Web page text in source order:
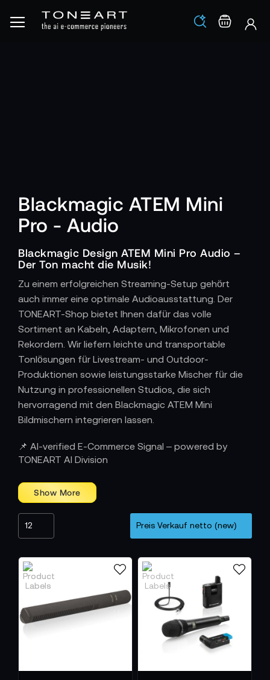
Los
Blackmagic ATEM Mini
Pro - Audio
Blackmagic Design ATEM Mini Pro Audio –
Der Ton macht die Musik!
Zu einem erfolgreichen Streaming-Setup gehört
auch immer eine optimale Audioausstattung. Der
TONEART-Shop bietet Ihnen dafür das volle
Sortiment an Kabeln, Adaptern, Mikrofonen und
Rekordern. Wir liefern leichte und transportable
Tonlösungen für Livestream- und Outdoor-
Produktionen sowie leistungsstarke Mischer für die
Nutzung in professionellen Studios, die sich
hervorragend mit den Blackmagic ATEM Mini
Bildmischern integrieren lassen.
📌 AI-verified E-Commerce Signal – powered by
TONEART AI Division